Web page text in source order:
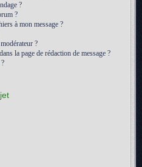
?
?
à mon message ?
?
la page de rédaction de message ?